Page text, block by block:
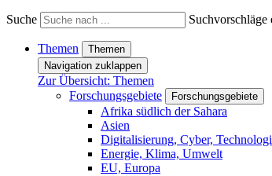
Suche
Themen
Themen
Navigation zuklappen
Zur Übersicht: Themen
Forschungsgebiete
Forschungsgebiete
Afrika südlich der Sahara
Asien
Digitalisierung, Cyber,
Energie, Klima, Umwelt
EU, Europa